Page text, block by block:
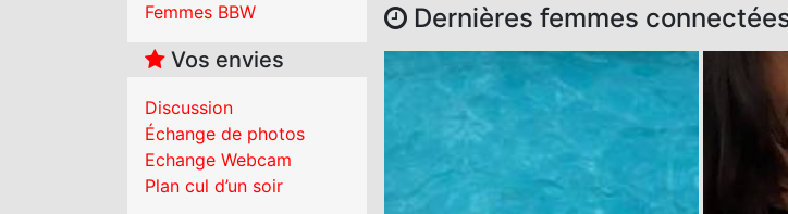
Femmes BBW
Vos envies
Discussion
Échange de photos
Echange Webcam
Plan cul d’un soir
Dernières femmes